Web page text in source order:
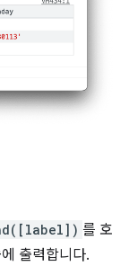
를 호
출력합니다.